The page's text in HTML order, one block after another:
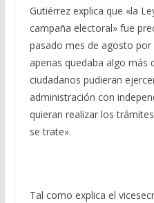
Gutiérrez explica que «la
campaña electoral» fue
pasado mes de agosto por
apenas quedaba algo más
ciudadanos pudieran
administración con
quieran realizar los
se trate».
Tal como explica el